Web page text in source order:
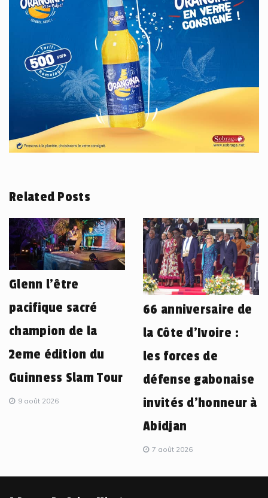
Related Posts
Glenn l’être
pacifique sacré
champion de la
2eme édition du
Guinness Slam Tour
9 août 2026
66 anniversaire de
la Côte d’Ivoire :
les forces de
défense gabonaise
invités d’honneur à
Abidjan
7 août 2026